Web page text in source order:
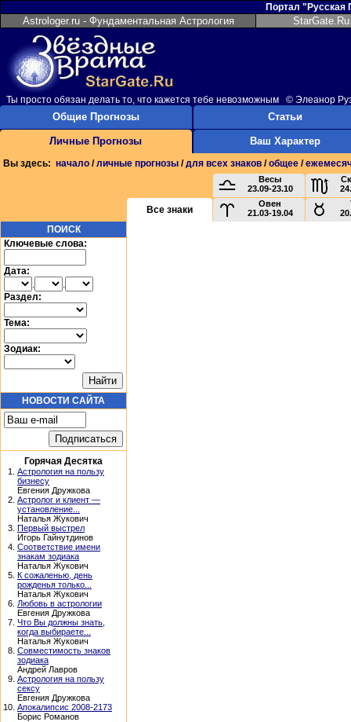
Портал "Русская
Astrologer.ru - Фундаментальная Астрология
Ты просто обязан делать то, что кажется тебе невозможным © Элеанор
Общие Прогнозы
Личные Прогнозы
Статьи
Ваш Характер
Вы здесь: начало /личные прогнозы /для всех знаков /общее /
Весы
23.09-23.10
Все знаки
Овен
21.03-19.04
ПОИСК
Ключевые слова:
Дата:
.
.
Раздел:
Тема:
Зодиак:
НОВОСТИ САЙТА
Горячая Десятка
1. Астрология на пользу
бизнесу
Евгения Дружкова
2. Астролог и клиент —
установление...
Наталья Жукович
3. Первый выстрел
Игорь Гайнутдинов
4. Соответствие имени
знакам зодиака
Наталья Жукович
5. К сожаленью, день
рожденья только...
Наталья Жукович
6. Любовь в астрологии
Евгения Дружкова
7. Что Вы должны знать,
когда выбираете...
Наталья Жукович
8. Совместимость знаков
зодиака
Андрей Лавров
9. Астрология на пользу
сексу
Евгения Дружкова
10. Апокалипсис 2008-2173
Борис Романов